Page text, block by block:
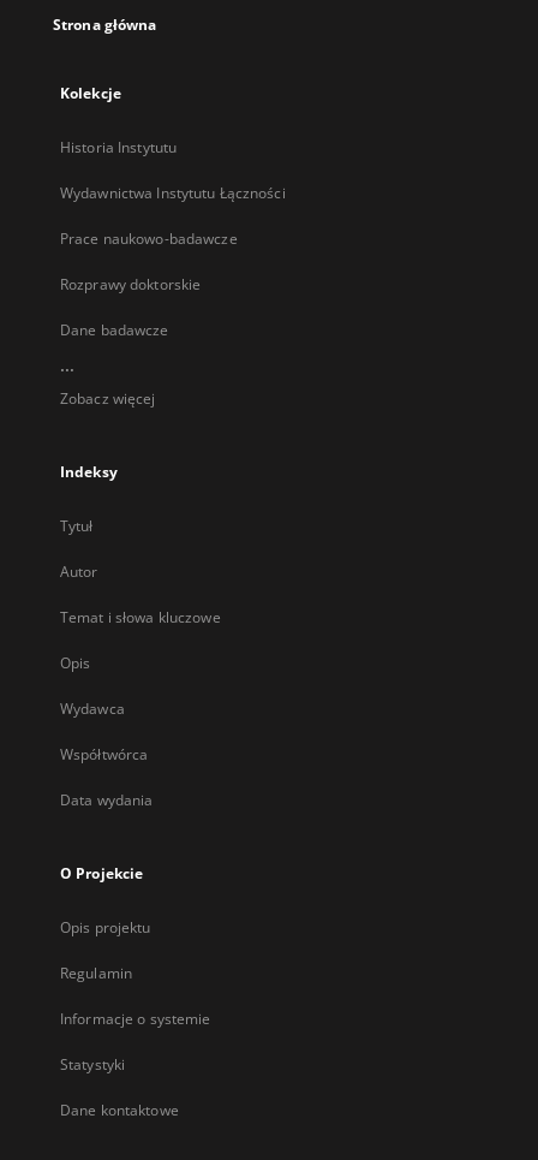
Strona główna
Kolekcje
Historia Instytutu
Wydawnictwa Instytutu Łączności
Prace naukowo-badawcze
Rozprawy doktorskie
Dane badawcze
...
Zobacz więcej
Indeksy
Tytuł
Autor
Temat i słowa kluczowe
Opis
Wydawca
Współtwórca
Data wydania
O Projekcie
Opis projektu
Regulamin
Informacje o systemie
Statystyki
Dane kontaktowe